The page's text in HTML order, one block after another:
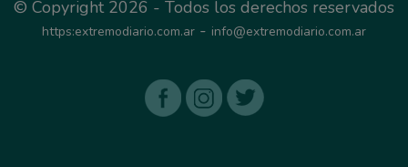
© Copyright 2026 - Todos los derechos reservados
https:extremodiario.com.ar - info@extremodiario.com.ar